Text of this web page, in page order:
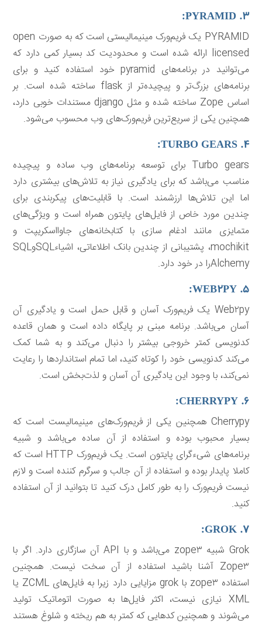
۳. PYRAMID:
PYRAMID یک فریم‌ورک مینیمالیستی است که به صورت open
licensed ارائه شده است و محدودیت کد بسیار کمی دارد که
می‌توانید در برنامه‌های pyramid خود استفاده کنید و برای
برنامه‌های بزرگ‌تر و پیچیده‌تر از flask ساخته شده است. بر
اساس Zope ساخته شده و مثل django مستندات خوبی دارد،
همچنین یکی از سریع‌ترین فریم‌ورک‌های وب محسوب می‌شود.
۴. TURBO GEARS:
Turbo gears برای توسعه برنامه‌های وب ساده و پیچیده
مناسب می‌باشد که برای یادگیری نیاز به تلاش‌های بیشتری دارد
اما این تلاش‌ها ارزشمند است. با قابلیت‌های پیکربندی برای
چندین مورد خاص از فایل‌های پایتون همراه است و ویژگی‌های
متمایزی مانند ادغام سازی با کتابخانه‌های جاوااسکریپت و
mochikit، پشتیبانی از چندین بانک اطلاعاتی، اشیاءSQLوSQL
Alchemyرا در خود دارد.
۵. WEB۲PY:
Web۲py یک فریم‌ورک آسان و قابل حمل است و یادگیری آن
آسان می‌باشد. برنامه مبنی بر پایگاه داده است و همان قاعده
کدنویسی کمتر خروجی بیشتر را دنبال می‌کند و به شما کمک
می‌کند کدنویسی خود را کوتاه کنید، اما تمام استانداردها را رعایت
نمی‌کند، با وجود این یادگیری آن آسان و لذت‌بخش است.
۶. CHERRYPY:
Cherrypy همچنین یکی از فریم‌ورک‌های مینیمالیست است که
بسیار محبوب بوده و استفاده از آن ساده می‌باشد و شبیه
برنامه‌های شی‌ءگرای پایتون است. یک فریم‌ورک HTTP است که
کاملا پایدار بوده و استفاده از آن جالب و سرگرم کننده است و لازم
نیست فریم‌ورک را به طور کامل درک کنید تا بتوانید از آن استفاده
کنید.
۷. GROK:
Grok شبیه zope۳ می‌باشد و با API آن سازگاری دارد. اگر با
Zope۳ آشنا باشید استفاده از آن سخت نیست. همچنین
استفاده zope۳ با grok مزایایی دارد زیرا به فایل‌های ZCML یا
XML نیازی نیست، اکثر فایل‌ها به صورت اتوماتیک تولید
می‌شوند و همچنین کدهایی که کمتر به هم ریخته و شلوغ هستند